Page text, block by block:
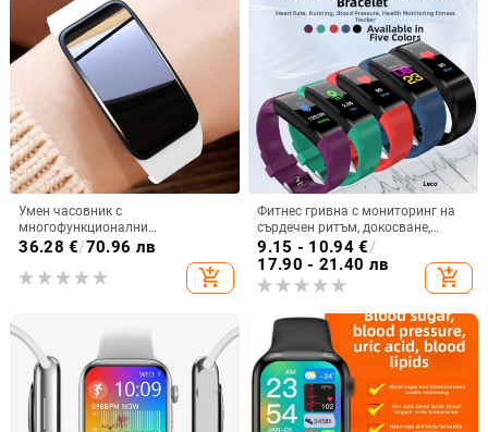
Умен часовник с
многофункционални
възможности: кръвна захар,
ритъм, кислород в кръвта,
мониторинг на съня, спорт и
36.28 €/70.96 лв
add_shopping_cart
Фитнес гривна с мониторинг на
сърдечен ритъм, докосване,
безжичен обхват 5–10 м, каишка
TPU, пластмасов корпус
9.15 - 10.94€/
17.90 - 21.40 лв
add_shopping_cart